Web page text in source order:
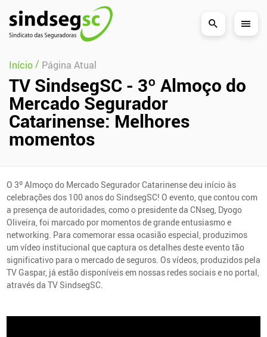
Pular Navegação (s)
Início/ Página Atual
TV SindsegSC - 3º Almoço do
Mercado Segurador
Catarinense: Melhores
momentos
O 3º Almoço do Mercado Segurador Catarinense deu início às
celebrações dos 100 anos do SindsegSC! O evento, que contou com
a presença de autoridades, como o presidente da CNseg, Dyogo
Oliveira, foi marcado por momentos de grande entusiasmo e
networking. Para comemorar essa ocasião especial, produzimos
um vídeo institucional que captura os detalhes deste evento tão
significativo para o mercado de seguros. Os vídeos, produzidos pela
TV Gaspar, já estão disponíveis em nossas redes sociais e no portal,
através da TV SindsegSC.